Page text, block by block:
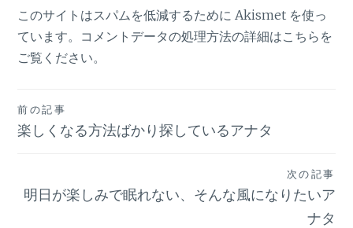
このサイトはスパムを低減するために Akismet を使っ
ています。 コメントデータの処理方法の詳細はこちらを
ご覧ください。
投
稿
ビ
前の記事
楽しくなる方法ばかり探しているアナタ
次の記事
明日が楽しみで眠れない、そんな風になりたいア
ナタ